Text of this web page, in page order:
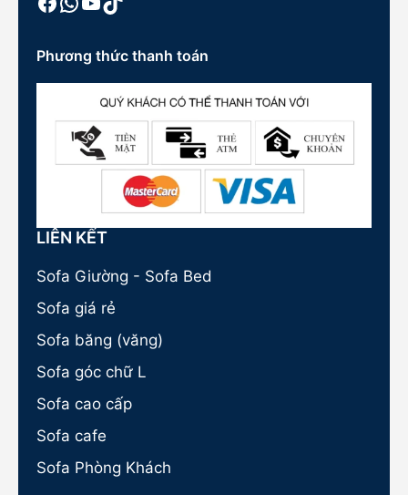
Phương thức thanh toán
LIÊN KẾT
Sofa Giường - Sofa Bed
Sofa giá rẻ
Sofa băng (văng)
Sofa góc chữ L
Sofa cao cấp
Sofa cafe
Sofa Phòng Khách